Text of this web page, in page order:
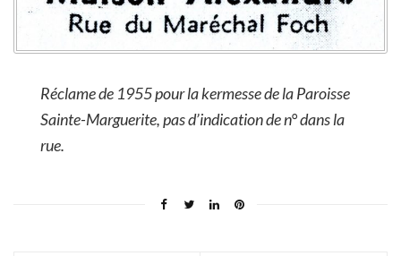
Réclame de 1955 pour la kermesse de la Paroisse
Sainte-Marguerite, pas d’indication de n° dans la
rue.